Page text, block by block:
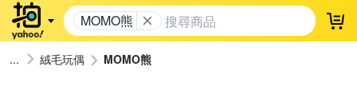
MOMO熊 登
絨毛玩偶 MOMO熊